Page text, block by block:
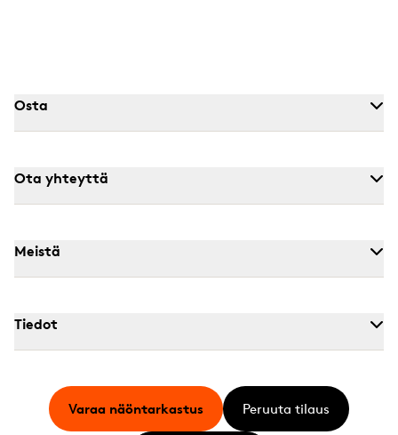
Osta
Ota yhteyttä
Meistä
Tiedot
Varaa näöntarkastus Peruuta tilaus